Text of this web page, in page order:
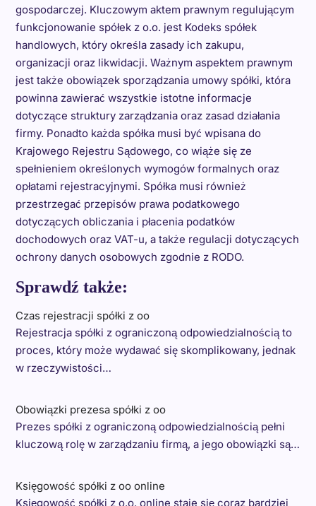
gospodarczej. Kluczowym aktem prawnym regulującym
funkcjonowanie spółek z o.o. jest Kodeks spółek
handlowych, który określa zasady ich zakupu,
organizacji oraz likwidacji. Ważnym aspektem prawnym
jest także obowiązek sporządzania umowy spółki, która
powinna zawierać wszystkie istotne informacje
dotyczące struktury zarządzania oraz zasad działania
firmy. Ponadto każda spółka musi być wpisana do
Krajowego Rejestru Sądowego, co wiąże się ze
spełnieniem określonych wymogów formalnych oraz
opłatami rejestracyjnymi. Spółka musi również
przestrzegać przepisów prawa podatkowego
dotyczących obliczania i płacenia podatków
dochodowych oraz VAT-u, a także regulacji dotyczących
ochrony danych osobowych zgodnie z RODO.
Sprawdź także:
Czas rejestracji spółki z oo
Rejestracja spółki z ograniczoną odpowiedzialnością to
proces, który może wydawać się skomplikowany, jednak
w rzeczywistości…
Obowiązki prezesa spółki z oo
Prezes spółki z ograniczoną odpowiedzialnością pełni
kluczową rolę w zarządzaniu firmą, a jego obowiązki są…
Księgowość spółki z oo online
Księgowość spółki z o.o. online staje się coraz bardziej